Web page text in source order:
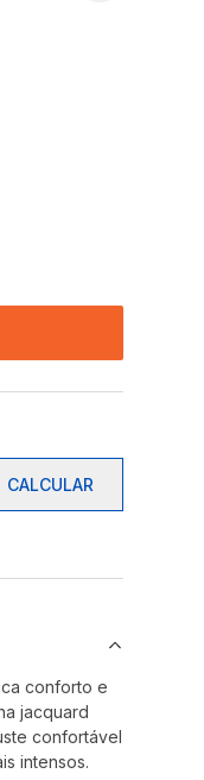
CALCULAR
conforto e
jacquard
confortável
intensos.